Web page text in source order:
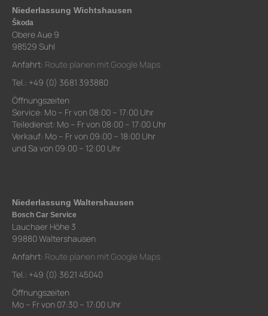
Niederlassung Wichtshausen
Škoda
Obere Aue 9
98529 Suhl
Anfahrt: Route planen mit Google Maps
Tel.: +49 (0) 3681 393880
Öffnungszeiten
Service: Mo – Fr von 08:00 – 17:00 Uhr
Teiledienst: Mo – Fr von 08:00 – 17:00 Uhr
Verkauf: Mo – Fr von 09:00 – 18:00 Uhr
und Sa von 09:00 – 12:00 Uhr
Niederlassung Waltershausen
Bosch Car Service
Lauchaer Höhe 3
99880 Waltershausen
Anfahrt: Route planen mit Google Maps
Tel.: +49 (0) 3621 45040
Öffnungszeiten
Mo – Fr von 07:30 – 17:00 Uhr